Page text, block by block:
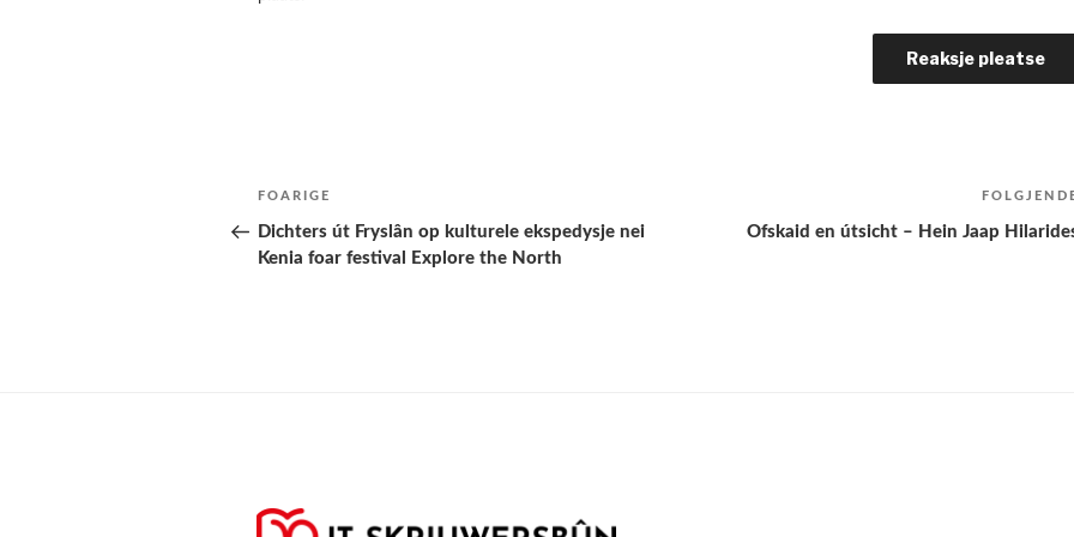
Berichtnavigatie
Folgjende
pagina
FOARIGE
Dichters út Fryslân op kulturele ekspedysje nei
Kenia foar festival Explore the North
Ofskaid en útsicht – Hein Jaap